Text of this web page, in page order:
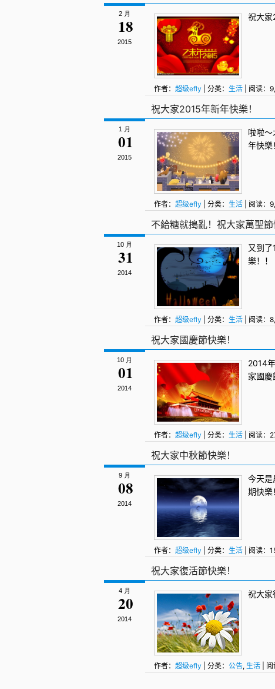
2 月
18
2015
祝大家
作者： 超级efly | 分类： 生活 | 阅读：
祝大家2015年新年快樂！
1 月
01
2015
啦啦
年快樂
作者： 超级efly | 分类： 生活 | 阅读：
不給糖就搗亂！祝大家萬聖節
10 月
31
2014
又到
樂！！
作者： 超级efly | 分类： 生活 | 阅读：
祝大家國慶節快樂！
10 月
01
2014
2014
家國慶
作者： 超级efly | 分类： 生活 | 阅读：
祝大家中秋節快樂！
9 月
08
2014
今天是
期快樂
作者： 超级efly | 分类： 生活 | 阅读：
祝大家復活節快樂！
4 月
20
2014
祝大家
作者： 超级efly | 分类： 公告, 生活 |